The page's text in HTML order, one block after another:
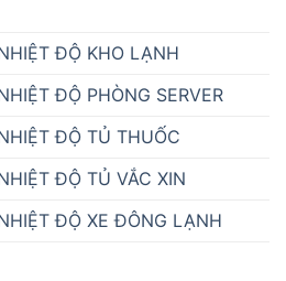
ĐỘ KHO LẠNH
ĐỘ PHÒNG SERVER
ĐỘ TỦ THUỐC
ĐỘ TỦ VẮC XIN
ĐỘ XE ĐÔNG LẠNH